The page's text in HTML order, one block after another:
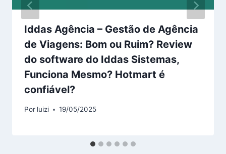
Iddas Agência – Gestão de Agência
de Viagens: Bom ou Ruim? Review
do software do Iddas Sistemas,
Funciona Mesmo? Hotmart é
confiável?
Por luizi 19/05/2025